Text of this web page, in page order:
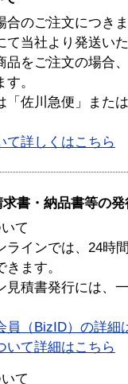
合のご注文につき
て当社より発送い
品をご注文の場合
。
佐川急便」また
て詳しくはこちら
求書・納品書等の
て
ラインでは、24時
ます。
積書発行には、
員（BizID）の詳細
いて詳細はこちら
て